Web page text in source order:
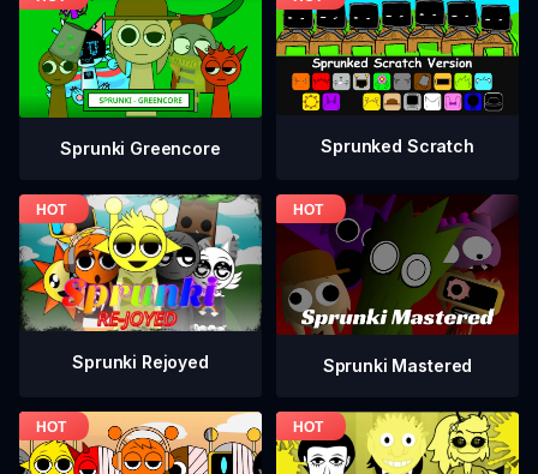
Sprunki Greencore Sprunked Scratch
Sprunki Rejoyed Sprunki Mastered